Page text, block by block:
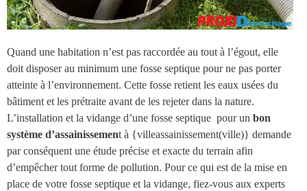
Quand une habitation n’est pas raccordée au tout à l’égout, elle
doit disposer au minimum une fosse septique pour ne pas porter
atteinte à l’environnement. Cette fosse retient les eaux usées du
bâtiment et les prétraite avant de les rejeter dans la nature.
L’installation et la vidange d’une fosse septique pour un bon
système d’assainissement à {villeassainissement(ville)} demande
par conséquent une étude précise et exacte du terrain afin
d’empêcher tout forme de pollution. Pour ce qui est de la mise en
place de votre fosse septique et la vidange, fiez-vous aux experts